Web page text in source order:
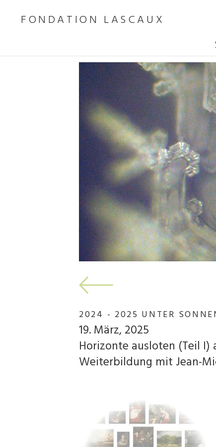
FONDATION LASCAUX
2024 - 2025 UNTER
19. März, 2025
Horizonte ausloten (Teil I)
Weiterbildung mit Jean-